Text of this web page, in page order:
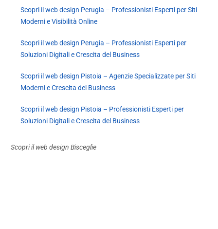
Scopri il web design Perugia – Professionisti Esperti per Siti
Moderni e Visibilità Online
Scopri il web design Perugia – Professionisti Esperti per
Soluzioni Digitali e Crescita del Business
Scopri il web design Pistoia – Agenzie Specializzate per Siti
Moderni e Crescita del Business
Scopri il web design Pistoia – Professionisti Esperti per
Soluzioni Digitali e Crescita del Business
Scopri il web design Bisceglie